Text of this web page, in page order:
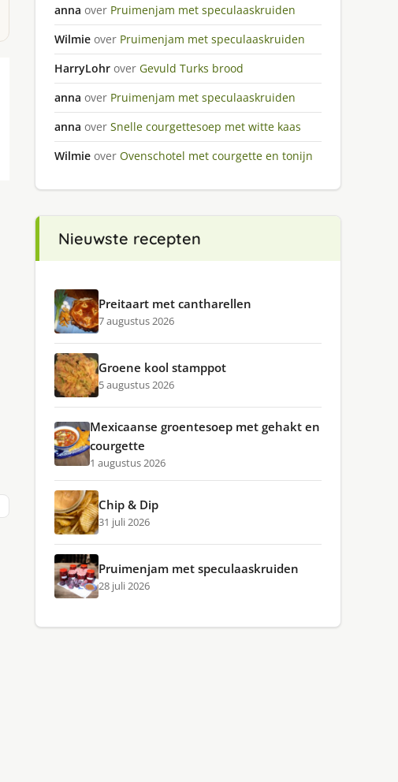
anna over Pruimenjam met speculaaskruiden
Wilmie over Pruimenjam met speculaaskruiden
HarryLohr over Gevuld Turks brood
anna over Pruimenjam met speculaaskruiden
anna over Snelle courgettesoep met witte kaas
Wilmie over Ovenschotel met courgette en tonijn
Nieuwste recepten
Preitaart met cantharellen
7 augustus 2026
Groene kool stamppot
5 augustus 2026
Mexicaanse groentesoep met gehakt en
courgette
1 augustus 2026
Chip & Dip
31 juli 2026
Pruimenjam met speculaaskruiden
28 juli 2026